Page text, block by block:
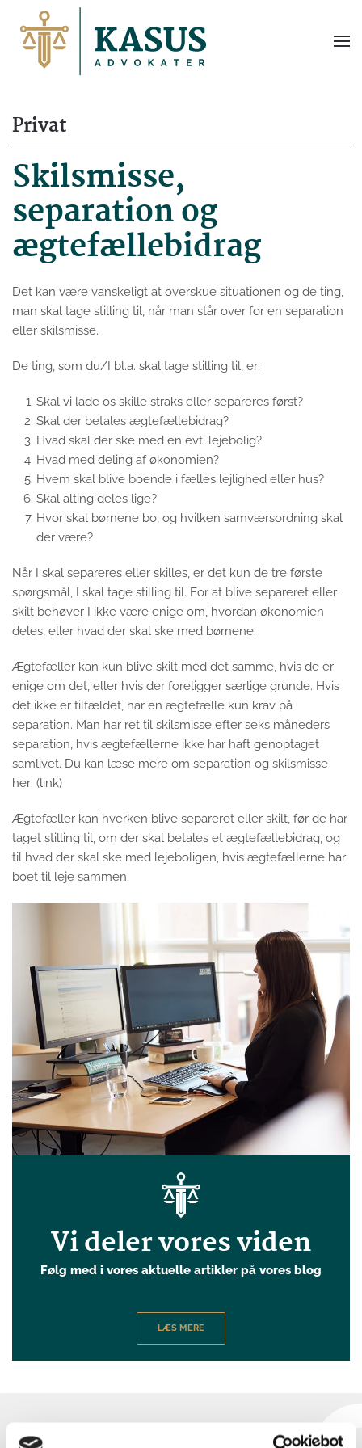
Privat
Skilsmisse,
separation og
ægtefællebidrag
Det kan være vanskeligt at overskue situationen og de ting,
man skal tage stilling til, når man står over for en separation
eller skilsmisse.
De ting, som du/I bl.a. skal tage stilling til, er:
Skal vi lade os skille straks eller separeres først?
Skal der betales ægtefællebidrag?
Hvad skal der ske med en evt. lejebolig?
Hvad med deling af økonomien?
Hvem skal blive boende i fælles lejlighed eller hus?
Skal alting deles lige?
Hvor skal børnene bo, og hvilken samværsordning skal
der være?
Når I skal separeres eller skilles, er det kun de tre første
spørgsmål, I skal tage stilling til. For at blive separeret eller
skilt behøver I ikke være enige om, hvordan økonomien
deles, eller hvad der skal ske med børnene.
Ægtefæller kan kun blive skilt med det samme, hvis de er
enige om det, eller hvis der foreligger særlige grunde. Hvis
det ikke er tilfældet, har en ægtefælle kun krav på
separation. Man har ret til skilsmisse efter seks måneders
separation, hvis ægtefællerne ikke har haft genoptaget
samlivet. Du kan læse mere om separation og skilsmisse
her: (link)
Ægtefæller kan hverken blive separeret eller skilt, før de har
taget stilling til, om der skal betales et ægtefællebidrag, og
til hvad der skal ske med lejeboligen, hvis ægtefællerne har
boet til leje sammen.
Vi deler vores viden
Følg med i vores aktuelle artikler på vores blog
LÆS MERE
Vores specialister indenfor